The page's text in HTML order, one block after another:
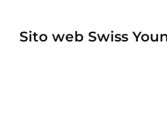
Sito web Swiss